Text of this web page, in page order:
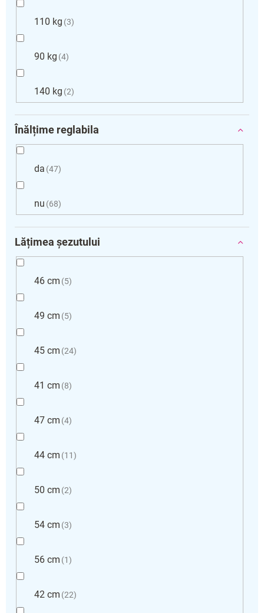
110 kg 3
90 kg 4
140 kg 2
Înălțime reglabila
da 47
nu 68
Lățimea șezutului
46 cm 5
49 cm 5
45 cm 24
41 cm 8
47 cm 4
44 cm 11
50 cm 2
54 cm 3
56 cm 1
42 cm 22